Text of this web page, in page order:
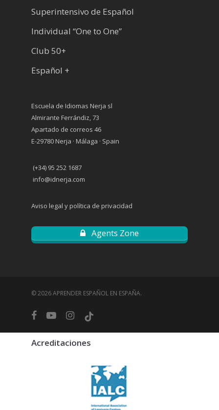
Superintensivo de Español
Individual “One to One”
Club 50+
Español +
Escuela de Idiomas Nerja sl
Almirante Ferrándiz, 73
Apartado de correos 46
E-29780 Nerja · Málaga · Spain
(+34) 95 252 1687
info@idnerja.com
Aviso legal y política de privacidad
Agents Zone
© 2026 APRENDER ESPAÑOL EN ESPAÑA.
facebookyoutubeinstagram
tiktok
Acreditaciones